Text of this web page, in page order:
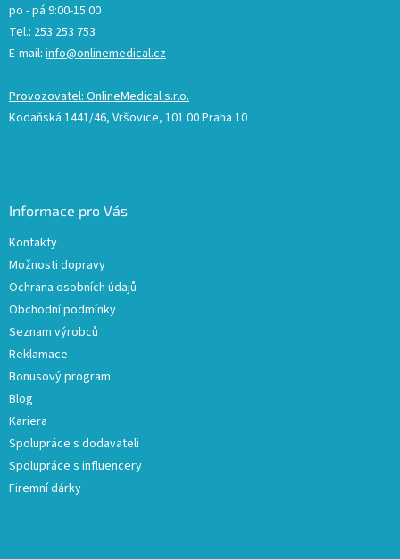
po - pá 9:00-15:00
Tel.: 253 253 753
E-mail: info@onlinemedical.cz
Provozovatel: OnlineMedical s.r.o.
Kodaňská 1441/46, Vršovice, 101 00 Praha 10
Informace pro Vás
Kontakty
Možnosti dopravy
Ochrana osobních údajů
Obchodní podmínky
Seznam výrobců
Reklamace
Bonusový program
Blog
Kariera
Spolupráce s dodavateli
Spolupráce s influencery
Firemní dárky